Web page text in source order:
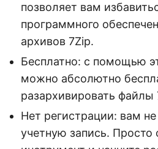
позволяет вам
программного
архивов 7Zip.
Бесплатно: с помощью
можно абсолютно
разархивировать файлы
Нет регистрации: вам
учетную запись. Просто